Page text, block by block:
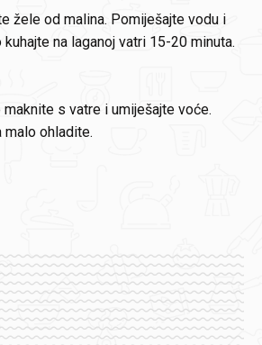
žele od malina. Pomiješajte vodu i
na laganoj vatri 15-20 minuta.
s vatre i umiješajte voće.
malo ohladite.